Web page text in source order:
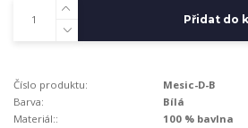
Přidat do
Číslo produktu:
Mesic-D-B
Barva:
Bílá
Materiál::
100 % bavlna